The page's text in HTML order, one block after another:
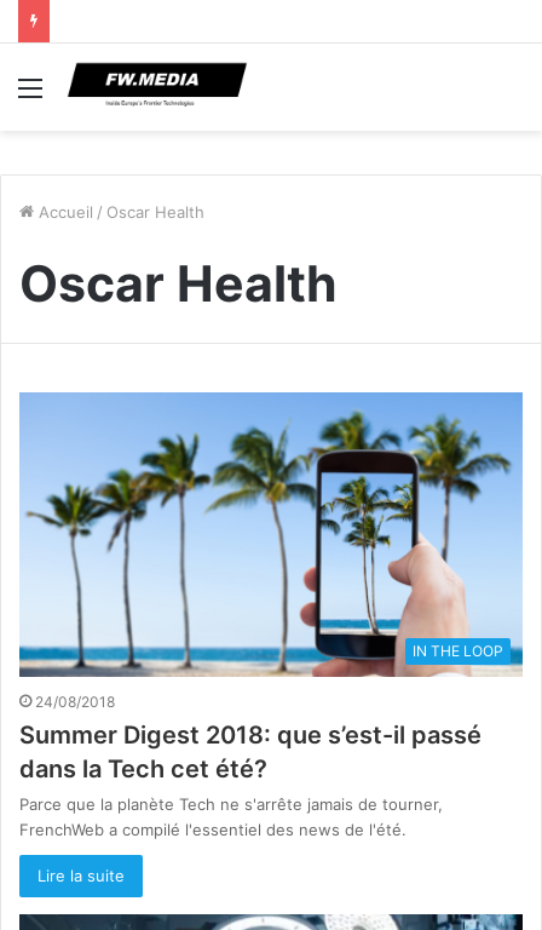
Menu
Accueil / Oscar Health
Oscar Health
IN THE LOOP
24/08/2018
Summer Digest 2018: que s’est-il passé
dans la Tech cet été?
Parce que la planète Tech ne s'arrête jamais de tourner,
FrenchWeb a compilé l'essentiel des news de l'été.
Lire la suite